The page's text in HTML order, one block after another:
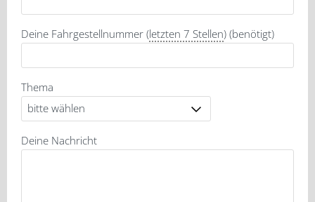
Deine Fahrgestellnummer (letzten 7 Stellen) (benötigt)
Thema
Deine Nachricht